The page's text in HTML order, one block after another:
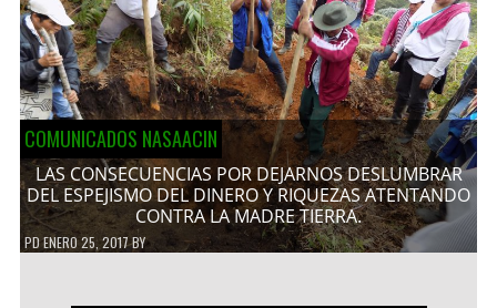
COMUNICADOS NASAACIN
LAS CONSECUENCIAS POR DEJARNOS DESLUMBRAR
DEL ESPEJISMO DEL DINERO Y RIQUEZAS ATENTANDO
CONTRA LA MADRE TIERRA.
PDENERO 25, 2017BY